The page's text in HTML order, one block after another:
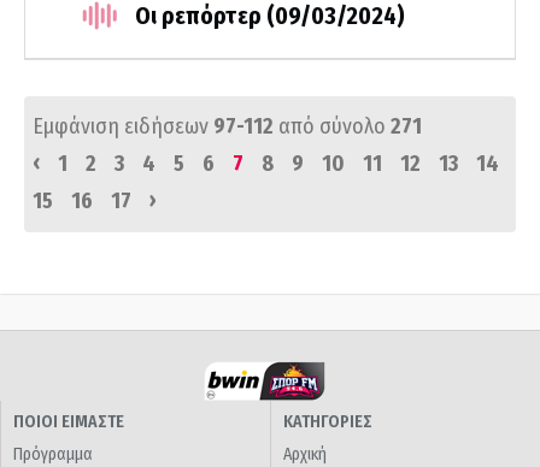
Οι ρεπόρτερ (09/03/2024)
Εμφάνιση ειδήσεων 97-112 από σύνολο 271
‹
1 2 3 4 5 6 7 8 9 10 11 12 13
14
15
16 17 ›
ΠΟΙΟΙ ΕΙΜΑΣΤΕ
Πρόγραμμα
ΚΑΤΗΓΟΡΙΕΣ
Αρχική